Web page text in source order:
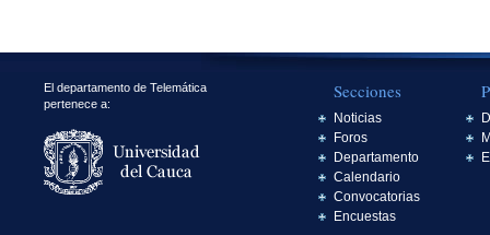
El departamento de Telemática
pertenece a:
Secciones
Noticias
Foros
Departamento
Calendario
Convocatorias
Encuestas